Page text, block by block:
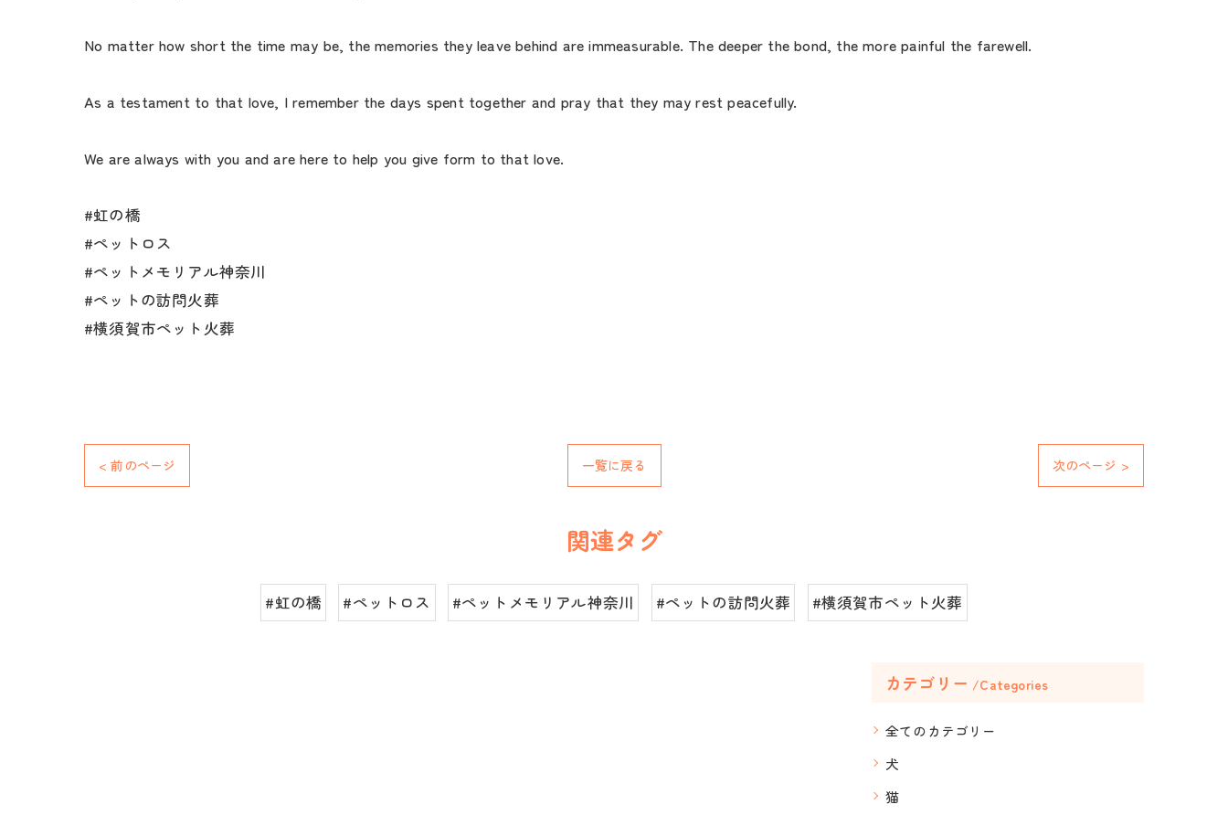
No matter how short the time may be, the memories they leave behind are immeasurable. The deeper the bond, the more painful the farewell.
As a testament to that love, I remember the days spent together and pray that they may rest peacefully.
We are always with you and are here to help you give form to that love.
#虹の橋
#ペットロス
#ペットメモリアル神奈川
#ペットの訪問火葬
#横須賀市ペット火葬
< 前のページ 一覧に戻る 次のページ >
関連タグ
#虹の橋 #ペットロス #ペットメモリアル神奈川 #ペットの訪問火葬 #横須賀市ペット火葬
カテゴリー Categories
全てのカテゴリー
犬
猫